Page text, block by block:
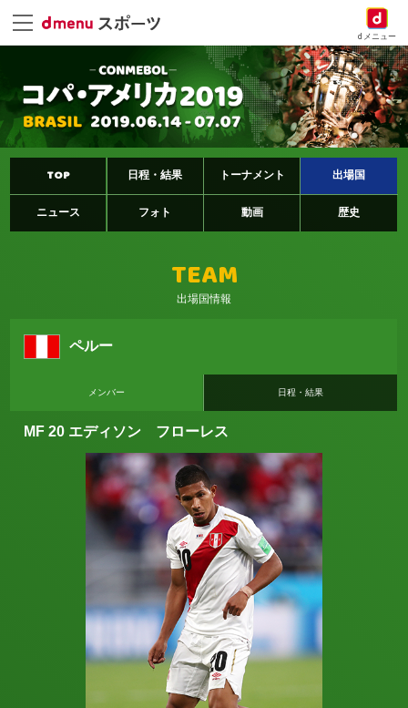
dメニュー
TOP 日程・結果 トーナメント 出場国
ニュース フォト 動画 歴史
TEAM
出場国情報
ペルー
メンバー 日程・結果
MF 20 エディソン フローレス